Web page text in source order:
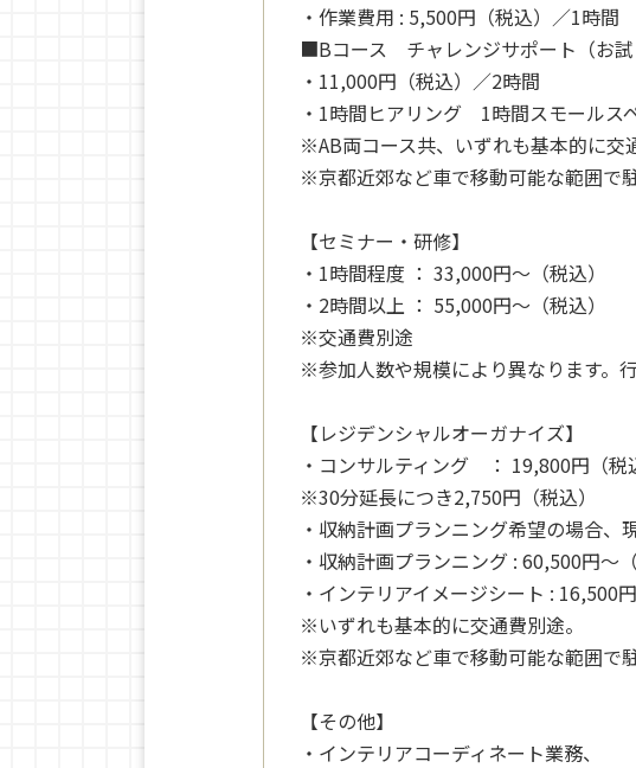
・作業費用 : 5,500円（税込）／1時
■Bコース チャレンジサポート（お試
・11,000円（税込）／2時間
・1時間ヒアリング 1時間スモールス
※AB両コース共、いずれも基本的に交
※京都近郊など車で移動可能な範囲で
【セミナー・研修】
・1時間程度 ： 33,000円～（税込）
・2時間以上 ： 55,000円～（税込）
※交通費別途
※参加人数や規模により異なります。
【レジデンシャルオーガナイズ】
・コンサルティング ： 19,800円（税
※30分延長につき2,750円（税込）
・収納計画プランニング希望の場合
・収納計画プランニング : 60,500円
・インテリアイメージシート : 16,500
※いずれも基本的に交通費別途。
※京都近郊など車で移動可能な範囲で
【その他】
・インテリアコーディネート業務、